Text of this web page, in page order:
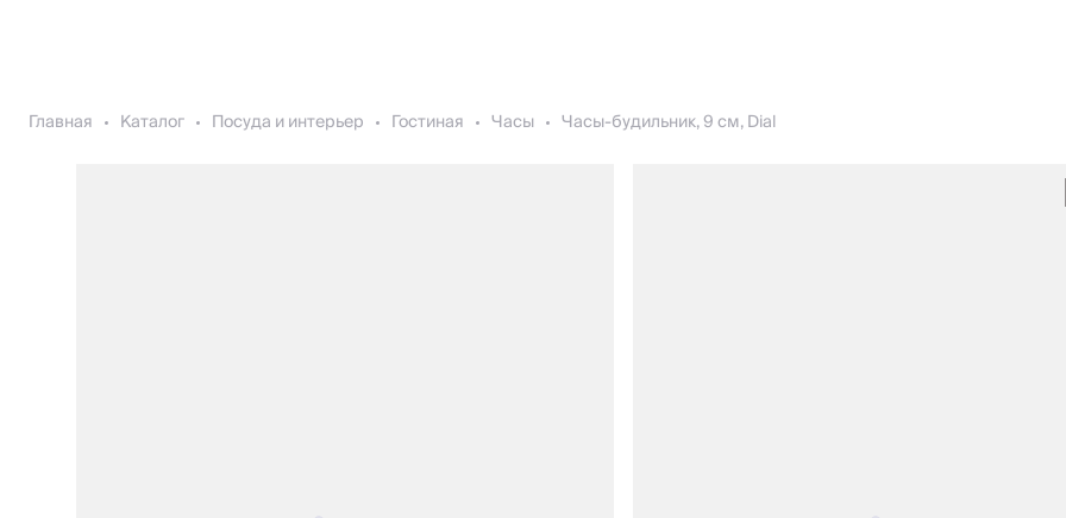
Главная Каталог Посуда и интерьер Гостиная Часы Часы-будильник, 9 см, Dial